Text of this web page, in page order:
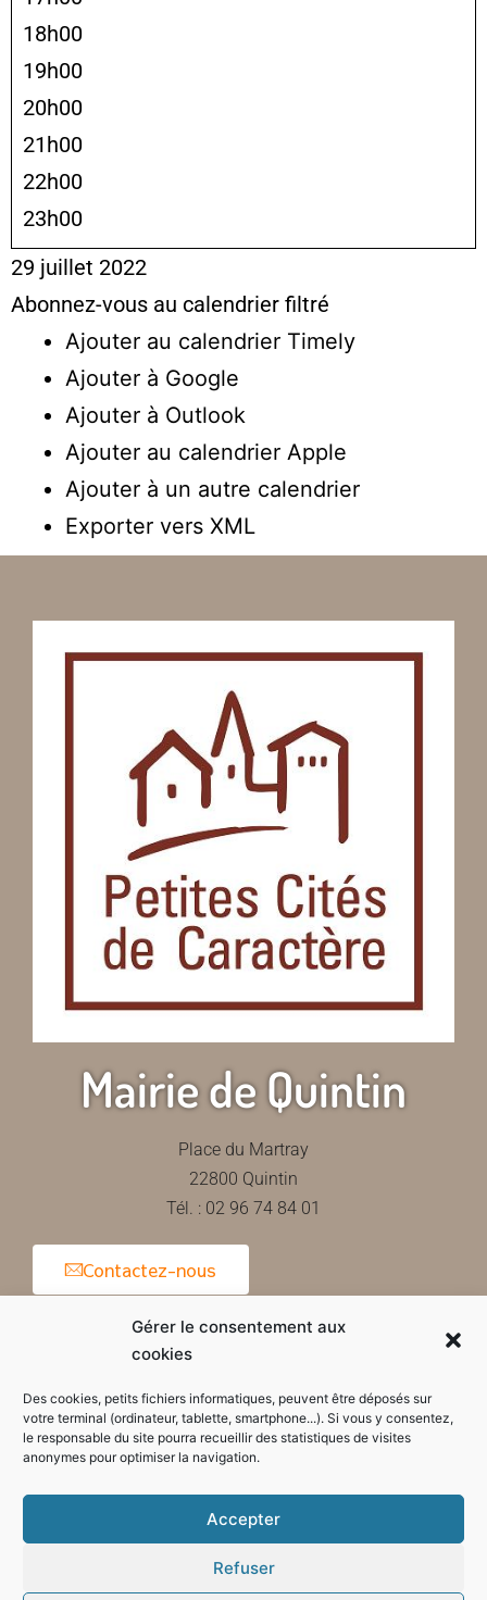
Gérer le consentement aux
cookies
Des cookies, petits fichiers informatiques, peuvent être déposés sur
votre terminal (ordinateur, tablette, smartphone...). Si vous y consentez,
le responsable du site pourra recueillir des statistiques de visites
anonymes pour optimiser la navigation.
Accepter
Refuser
18h00
19h00
20h00
21h00
22h00
23h00
29 juillet 2022
Abonnez-vous au calendrier filtré
Ajouter au calendrier Timely
Ajouter à Google
Ajouter à Outlook
Ajouter au calendrier Apple
Ajouter à un autre calendrier
Exporter vers XML
Mairie de Quintin
Place du Martray
22800 Quintin
Tél. : 02 96 74 84 01
Contactez-nous
Horaires d'ouverture de la mairie